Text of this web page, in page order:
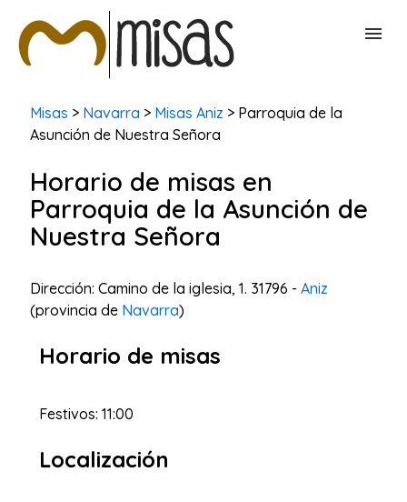
BUSCAR MISAS
Misas > Navarra > Misas Aniz > Parroquia de la
Asunción de Nuestra Señora
Horario de misas en
Parroquia de la Asunción de
Nuestra Señora
Dirección: Camino de la iglesia, 1. 31796 - Aniz
(provincia de Navarra)
Horario de misas
Festivos: 11:00
Localización